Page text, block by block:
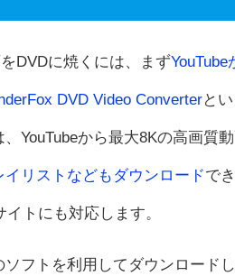
DVDに焼くには、まず
DVD Video Converterと
、YouTubeから最大8Kの高画質
イリストなどもダウンロードで
イトにも対応します。
ソフトを利用してダウンロード